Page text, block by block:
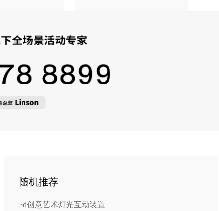
随机推荐
3d创意艺术灯光互动装置